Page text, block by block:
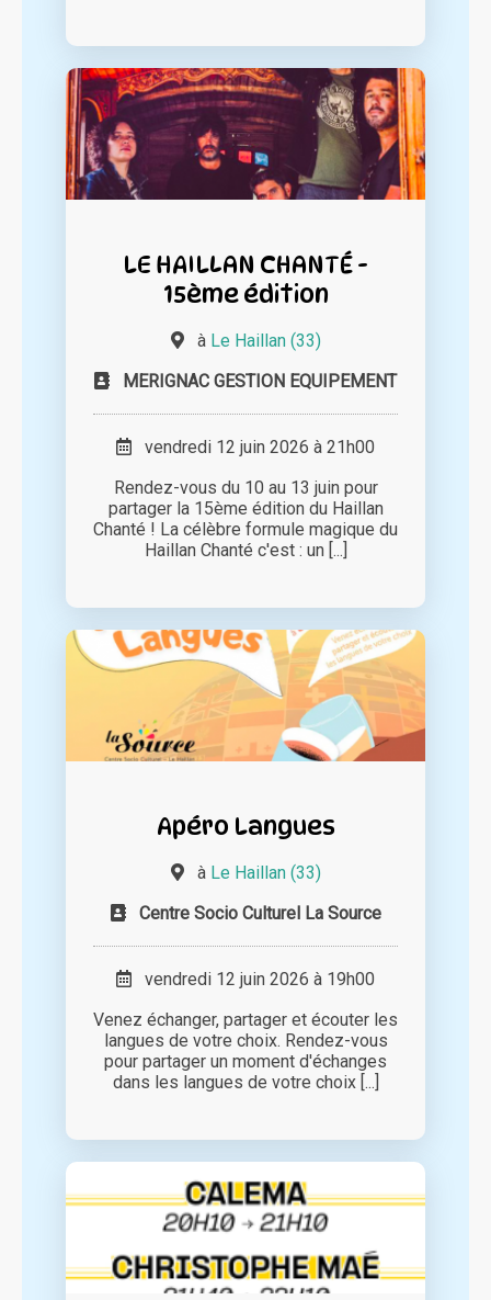
LE HAILLAN CHANTÉ -
15ème édition
à Le Haillan (33)
MERIGNAC GESTION EQUIPEMENT
vendredi 12 juin 2026 à 21h00
Rendez-vous du 10 au 13 juin pour
partager la 15ème édition du Haillan
Chanté ! La célèbre formule magique du
Haillan Chanté c'est : un [...]
Apéro Langues
à Le Haillan (33)
Centre Socio Culturel La Source
vendredi 12 juin 2026 à 19h00
Venez échanger, partager et écouter les
langues de votre choix. Rendez-vous
pour partager un moment d'échanges
dans les langues de votre choix [...]